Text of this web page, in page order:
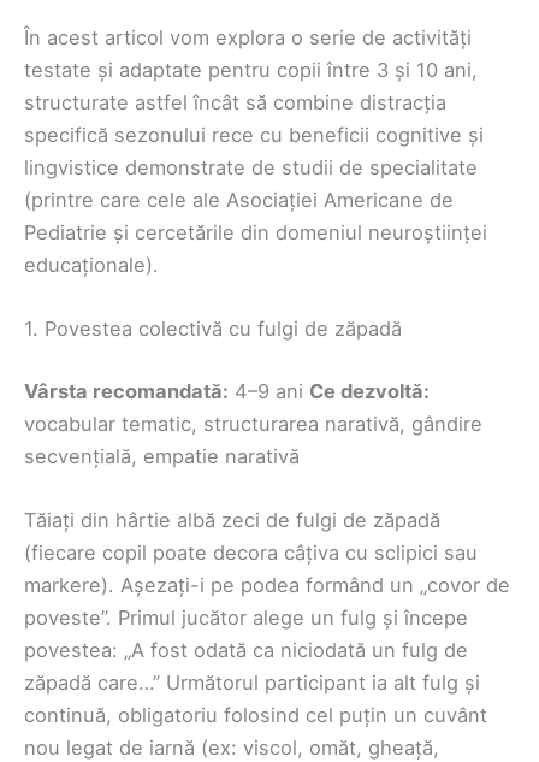
În acest articol vom explora o serie de activități
testate și adaptate pentru copii între 3 și 10 ani,
structurate astfel încât să combine distracția
specifică sezonului rece cu beneficii cognitive și
lingvistice demonstrate de studii de specialitate
(printre care cele ale Asociației Americane de
Pediatrie și cercetările din domeniul neuroștiinței
educaționale).
1. Povestea colectivă cu fulgi de zăpadă
Vârsta recomandată: 4–9 ani Ce dezvoltă:
vocabular tematic, structurarea narativă, gândire
secvențială, empatie narativă
Tăiați din hârtie albă zeci de fulgi de zăpadă
(fiecare copil poate decora câțiva cu sclipici sau
markere). Așezați-i pe podea formând un „covor de
poveste”. Primul jucător alege un fulg și începe
povestea: „A fost odată ca niciodată un fulg de
zăpadă care…” Următorul participant ia alt fulg și
continuă, obligatoriu folosind cel puțin un cuvânt
nou legat de iarnă (ex: viscol, omăt, gheață,